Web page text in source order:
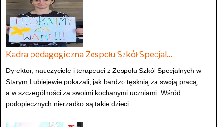
Kadra pedagogiczna Zespołu Szkół Specjal…
Dyrektor, nauczyciele i terapeuci z Zespołu Szkół Specjalnych w
Starym Lubiejewie pokazali, jak bardzo tęsknią za swoją pracą,
a w szczególności za swoimi kochanymi uczniami. Wśród
podopiecznych nierzadko są takie dzieci...